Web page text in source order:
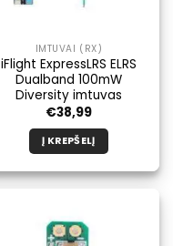
IMTUVAI (RX)
iFlight ExpressLRS ELRS
Dualband 100mW
Diversity imtuvas
€38,99
Į KREPŠELĮ